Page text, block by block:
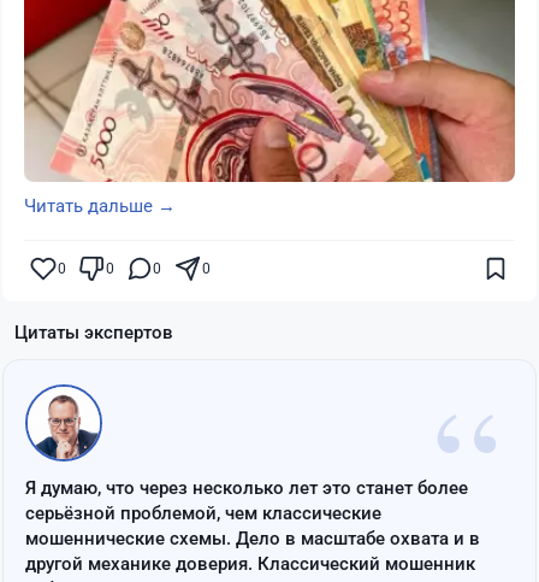
Читать дальше →
0 0 0 0
Цитаты экспертов
“
Я думаю, что через несколько лет это станет более
серьёзной проблемой, чем классические
мошеннические схемы. Дело в масштабе охвата и в
другой механике доверия. Классический мошенник